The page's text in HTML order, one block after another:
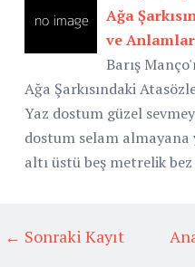
Ağa
ve
Barış
Ağa Şarkısındaki
Yaz dostum güzel
dostum selam
altı üstü beş metrelik
← Sonraki Kayıt